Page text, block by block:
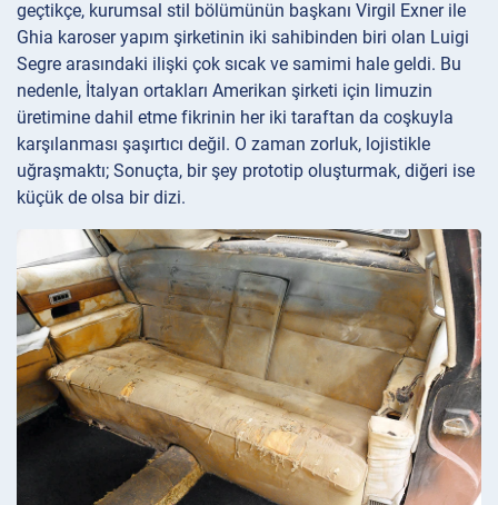
geçtikçe, kurumsal stil bölümünün başkanı Virgil Exner ile
Ghia karoser yapım şirketinin iki sahibinden biri olan Luigi
Segre arasındaki ilişki çok sıcak ve samimi hale geldi. Bu
nedenle, İtalyan ortakları Amerikan şirketi için limuzin
üretimine dahil etme fikrinin her iki taraftan da coşkuyla
karşılanması şaşırtıcı değil. O zaman zorluk, lojistikle
uğraşmaktı; Sonuçta, bir şey prototip oluşturmak, diğeri ise
küçük de olsa bir dizi.